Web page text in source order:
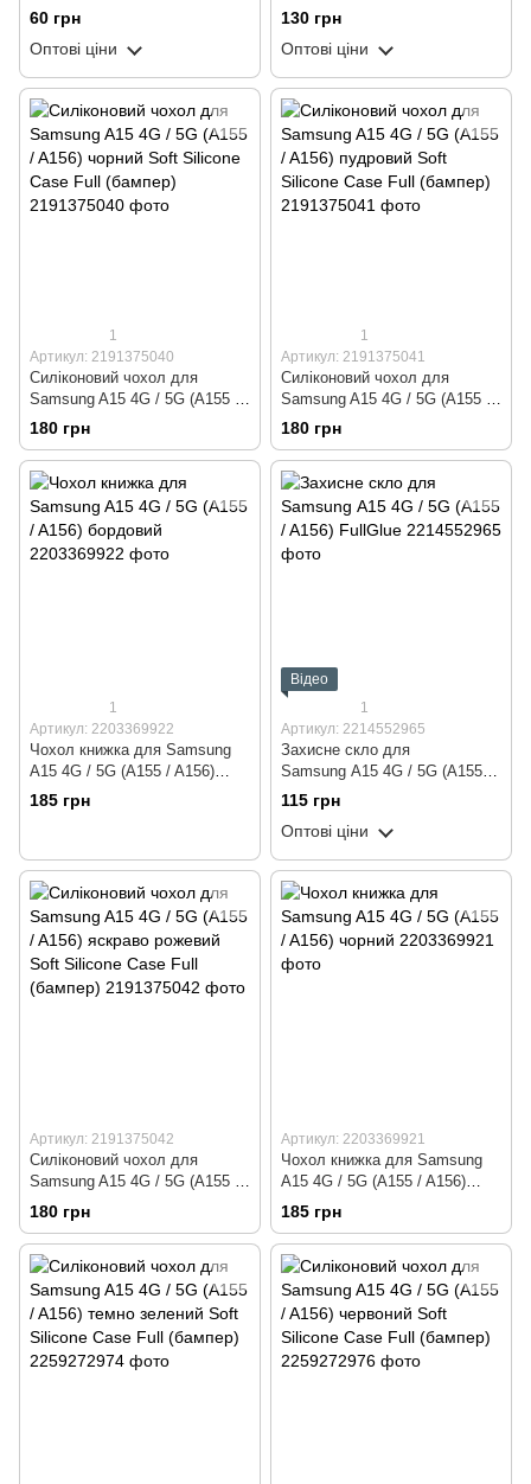
60 грн
Оптові ціни
ударостійкий силіконовий
Shockproof (бампер)
130 грн
Оптові ціни
1
Артикул: 2191375040
Силіконовий чохол для
Samsung A15 4G / 5G (A155 /
A156) чорний Soft Silicone
Case Full (бампер)
180 грн
1
Артикул: 2191375041
Силіконовий чохол для
Samsung A15 4G / 5G (A155 /
A156) пудровий Soft Silicone
Case Full (бампер)
180 грн
1
Артикул: 2203369922
Чохол книжка для Samsung
A15 4G / 5G (A155 / A156)
бордовий
185 грн
Відео
1
Артикул: 2214552965
Захисне скло для
Samsung A15 4G / 5G (A155 /
A156) FullGlue
115 грн
Оптові ціни
Артикул: 2191375042
Силіконовий чохол для
Samsung A15 4G / 5G (A155 /
A156) яскраво рожевий Soft
Silicone Case Full (бампер)
180 грн
Артикул: 2203369921
Чохол книжка для Samsung
A15 4G / 5G (A155 / A156)
чорний
185 грн